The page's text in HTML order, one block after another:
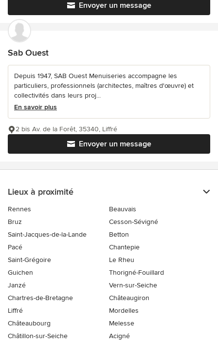
Envoyer un message
Sab Ouest
Depuis 1947, SAB Ouest Menuiseries accompagne les
particuliers, professionnels (architectes, maîtres d'œuvre) et
collectivités dans leurs proj...
En savoir plus
Envoyer un message
2 bis Av. de la Forêt, 35340, Liffré
Lieux à proximité
Rennes
Beauvais
Bruz
Cesson-Sévigné
Saint-Jacques-de-la-Lande
Betton
Pacé
Chantepie
Saint-Grégoire
Le Rheu
Guichen
Thorigné-Fouillard
Janzé
Vern-sur-Seiche
Chartres-de-Bretagne
Châteaugiron
Liffré
Mordelles
Châteaubourg
Melesse
Châtillon-sur-Seiche
Acigné